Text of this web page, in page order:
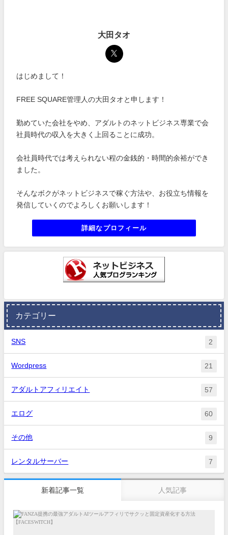
大田タオ
はじめまして！
FREE SQUARE管理人の大田タオと申します！
勤めていた会社をやめ、アダルトのネットビジネス専業で会
社員時代の収入を大きく上回ることに成功。
会社員時代では考えられない程の金銭的・時間的余裕ができ
ました。
そんなボクがネットビジネスで稼ぐ方法や、お役立ち情報を
発信していくのでよろしくお願いします！
詳細なプロフィール
カテゴリー
SNS 2
Wordpress 21
アダルトアフィリエイト 57
エログ 60
その他 9
レンタルサーバー 7
新着記事一覧 人気記事